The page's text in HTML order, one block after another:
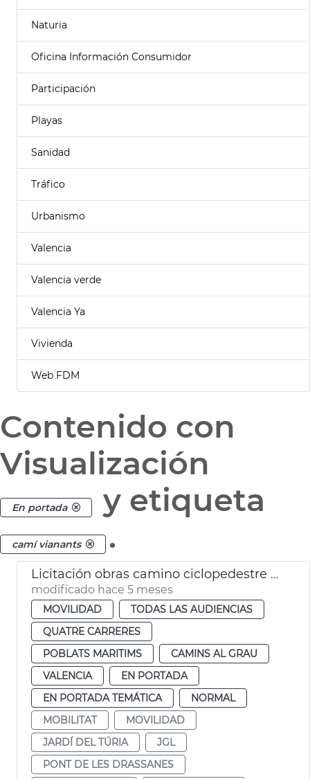
Naturia
Oficina Información Consumidor
Participación
Playas
Sanidad
Tráfico
Urbanismo
Valencia
Valencia verde
Valencia Ya
Vivienda
Web FDM
Contenido con
Visualización
En portada y etiqueta
camí vianants .
Licitación obras camino ciclopedestre Jardín Túria València
modificado hace 5 meses
MOVILIDAD
TODAS LAS AUDIENCIAS
QUATRE CARRERES
POBLATS MARITIMS
CAMINS AL GRAU
VALENCIA
EN PORTADA
EN PORTADA TEMÁTICA
NORMAL
MOBILITAT
MOVILIDAD
JARDÍ DEL TÚRIA
JGL
PONT DE LES DRASSANES